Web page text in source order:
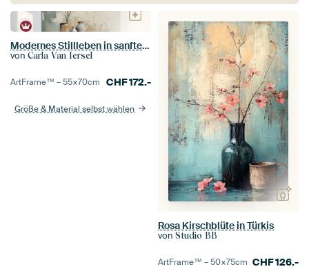
Modernes Stillleben in sanften Farbtönen
von Carla Van Iersel
ArtFrame™ –55×70cm CHF172.-
Größe & Material selbst wählen
Rosa Kirschblüte in Türkis
von Studio BB
ArtFrame™ –50×75cm CHF126.-